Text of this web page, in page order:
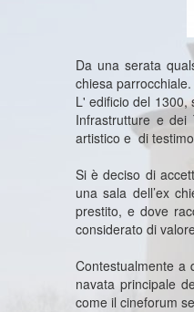
Da una serata
chiesa parrocchiale.
L' edificio del 1300,
Infrastrutture e
artistico e di
Si è deciso di
una sala dell’ex
prestito, e dove
considerato di
Contestualmente a
navata principale
come il cineforum